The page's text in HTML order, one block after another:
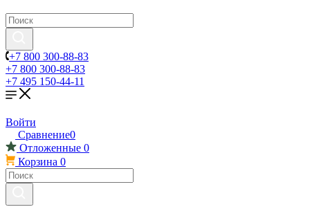
+7 800 300-88-83
+7 800 300-88-83
+7 495 150-44-11
Войти
Сравнение0
Отложенные 0
Корзина 0